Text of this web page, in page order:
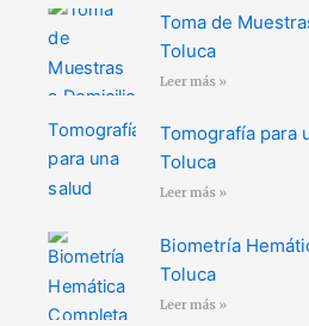
Toma de
Toluca
Leer más »
Tomografía para
Toluca
Leer más »
Biometría
Toluca
Leer más »